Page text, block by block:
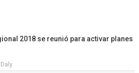
2018 se reunió para activar planes